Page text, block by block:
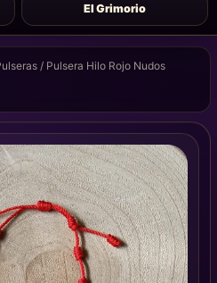
El Grimorio
/ Pulsera Hilo Rojo Nudos